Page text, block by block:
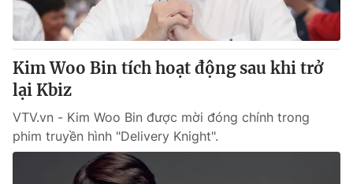
Kim Woo Bin tích hoạt động sau khi trở
lại Kbiz
VTV.vn - Kim Woo Bin được mời đóng chính trong
phim truyền hình "Delivery Knight".